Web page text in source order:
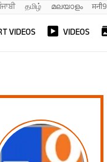
தமிழ் മലയാളം मनी9
VIDEOS VIDEOS